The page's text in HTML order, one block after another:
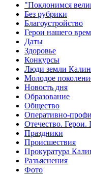
"Поклонимся
Без рубрики
Благоустройство
Герои нашего
Даты
Здоровье
Конкурсы
Люди земли
Молодое
Новость дня
Образование
Общество
Оперативно-
Отечество. Герои.
Праздники
Происшествия
Прокуратура
Разъяснения
Фото